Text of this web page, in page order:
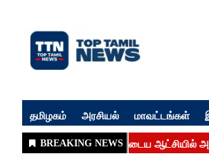
தமிழகம் அரசியல் மாவட்டங்கள்